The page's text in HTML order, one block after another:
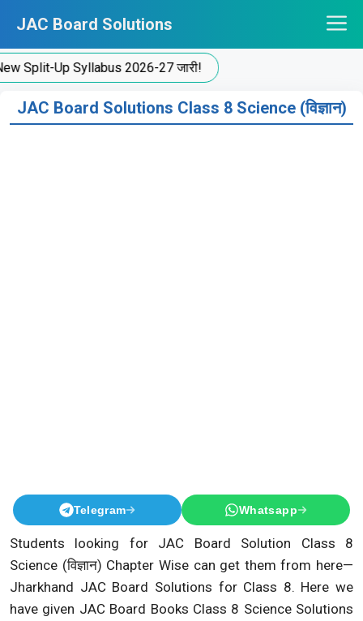
content
JAC Board Solutions
Up Syllabus 2026-27 जारी!
JAC Board Solutions Class 8 Science (विज्ञान)
Telegram Whatsapp
Students looking for JAC Board Solution Class 8
Science (विज्ञान) Chapter Wise can get them from here—
Jharkhand JAC Board Solutions for Class 8. Here we
have given JAC Board Books Class 8 Science Solutions